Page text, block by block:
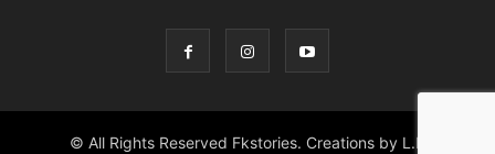
© All Rights Reserved Fkstories. Creations by L.K